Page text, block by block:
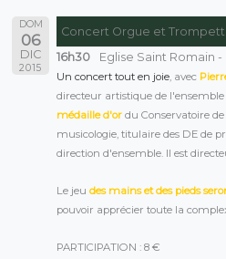
DOM
06
DIC
2015
Concert Orgue et
16h30
Eglise Saint Romain -
Un concert tout en joie, avec
directeur artistique de l'ensemble
médaille d'ordu Conservatoire de
musicologie, titulaire des DE de
direction d'ensemble. Il est
Le jeu des mains et des pieds
pouvoir apprécier toute la
PARTICIPATION : 8 €